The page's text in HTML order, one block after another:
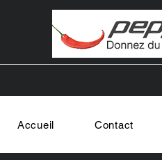
Accueil Contact